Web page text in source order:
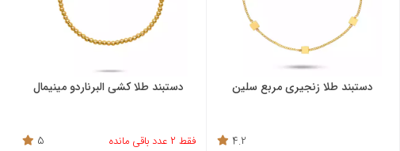
دستبند طلا زنجیری مربع سلین
4.2
دستبند طلا کشی البرناردو مینیمال
فقط 2 عدد باقی مانده 5